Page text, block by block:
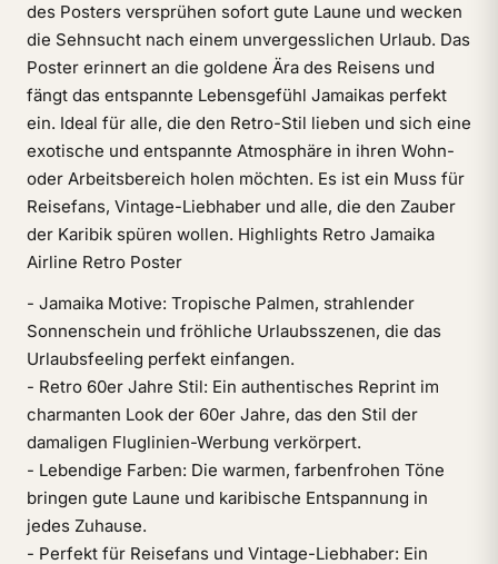
des Posters versprühen sofort gute Laune und wecken
die Sehnsucht nach einem unvergesslichen Urlaub. Das
Poster erinnert an die goldene Ära des Reisens und
fängt das entspannte Lebensgefühl Jamaikas perfekt
ein. Ideal für alle, die den Retro-Stil lieben und sich eine
exotische und entspannte Atmosphäre in ihren Wohn-
oder Arbeitsbereich holen möchten. Es ist ein Muss für
Reisefans, Vintage-Liebhaber und alle, die den Zauber
der Karibik spüren wollen. Highlights Retro Jamaika
Airline Retro Poster
- Jamaika Motive: Tropische Palmen, strahlender
Sonnenschein und fröhliche Urlaubsszenen, die das
Urlaubsfeeling perfekt einfangen.
- Retro 60er Jahre Stil: Ein authentisches Reprint im
charmanten Look der 60er Jahre, das den Stil der
damaligen Fluglinien-Werbung verkörpert.
- Lebendige Farben: Die warmen, farbenfrohen Töne
bringen gute Laune und karibische Entspannung in
jedes Zuhause.
- Perfekt für Reisefans und Vintage-Liebhaber: Ein